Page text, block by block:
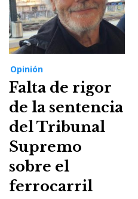
Opinión
Falta de rigor
de la sentencia
del Tribunal
Supremo
sobre el
ferrocarril